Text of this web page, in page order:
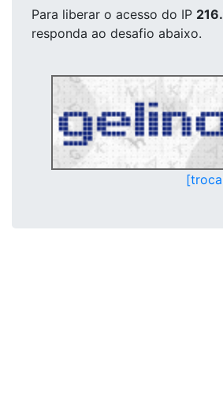
Para liberar o acesso do IP
responda ao desafio abaixo.